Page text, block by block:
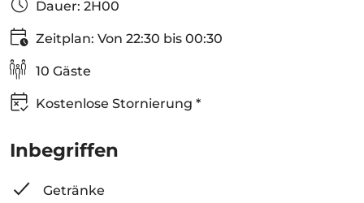
Dauer: 2H00
Zeitplan: Von 22:30 bis 00:30
10 Gäste
Kostenlose Stornierung *
Inbegriffen
Getränke